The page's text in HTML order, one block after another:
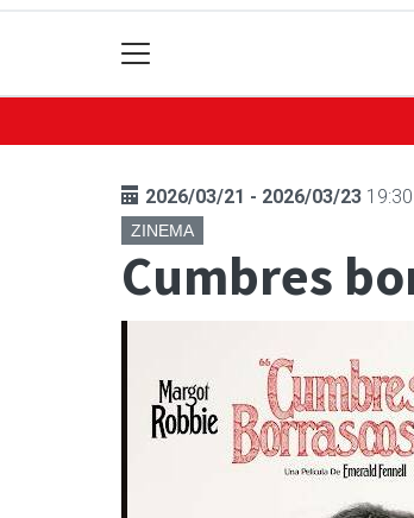
2026/03/21 - 2026/03/23 19:30
ZINEMA
Cumbres